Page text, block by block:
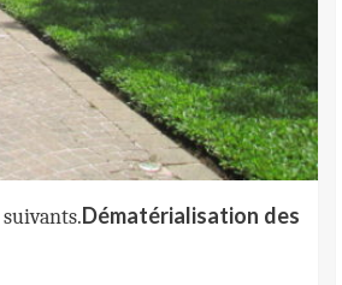
Dématérialisation des